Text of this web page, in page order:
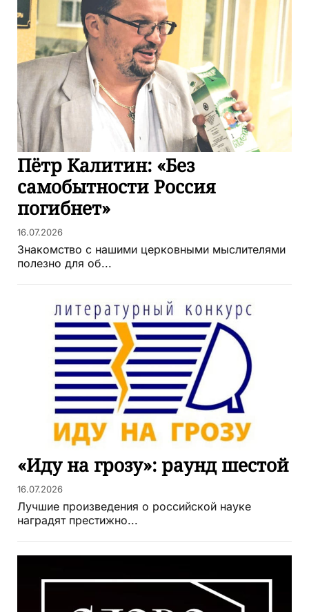
Пётр Калитин: «Без
самобытности Россия
погибнет»
16.07.2026
Знакомство с нашими церковными мыслителями
полезно для об...
«Иду на грозу»: раунд шестой
16.07.2026
Лучшие произведения о российской науке
наградят престижно...